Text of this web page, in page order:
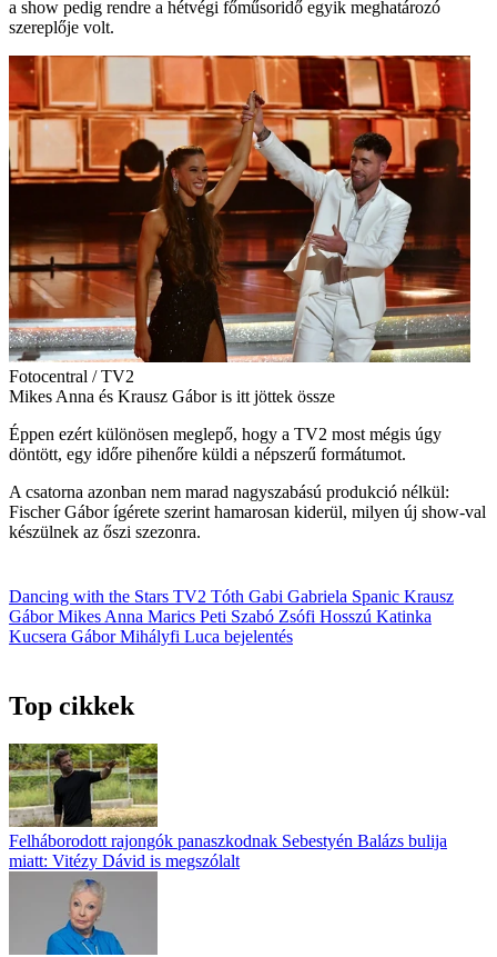
a show pedig rendre a hétvégi főműsoridő egyik meghatározó
szereplője volt.
Fotocentral / TV2
Mikes Anna és Krausz Gábor is itt jöttek össze
Éppen ezért különösen meglepő, hogy a TV2 most mégis úgy
döntött, egy időre pihenőre küldi a népszerű formátumot.
A csatorna azonban nem marad nagyszabású produkció nélkül:
Fischer Gábor ígérete szerint hamarosan kiderül, milyen új show-val
készülnek az őszi szezonra.
Dancing with the Stars TV2 Tóth Gabi Gabriela Spanic Krausz
GáborMikes Anna Marics Peti Szabó Zsófi Hosszú Katinka
Kucsera GáborMihályfi Luca bejelentés
Top cikkek
Felháborodott rajongók panaszkodnak Sebestyén Balázs bulija
miatt: Vitézy Dávid is megszólalt